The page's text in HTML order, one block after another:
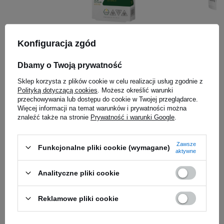
samym szczycie składu znalazł się hydrolizat
– nowoczesna technologia produkcji pozwala
osiągnąćbłyskawiczną przyswajalność.Dzięki
hydrolizie możesz dostarczyć swojemu
organizmowi porcję białka (25 g) dokładnie
wtedy, gdy najbardziej tego potrzebuje. Preparat
jednym z najlepiej sprzedających się WPI na
świecie. Produkt cieszący się tak dużym
zaufaniem musi być wyjątkowy! Wybierz swój
smak ISO 100 i przekonaj się na własnej skórze.
Palma Sabałowa Pygeum -
60caps.
35,79 zł
Kup teraz - wysyłka jutro
0,35 zł / g
Kup teraz -
Zapytaj o produkt
E-mail
Konfiguracja zgód
Dbamy o Twoją prywatność
Sklep korzysta z plików cookie w celu realizacji usług zgodnie z
Polityką dotyczącą cookies . Możesz określić warunki
przechowywania lub dostępu do cookie w Twojej przeglądarce.
Więcej informacji na temat warunków i prywatności można
znaleźć także na stronie Prywatność i warunki Google
Funkcjonalne pliki cookie (wymagane)
Zawsze
aktywne
Analityczne pliki cookie
Reklamowe pliki cookie